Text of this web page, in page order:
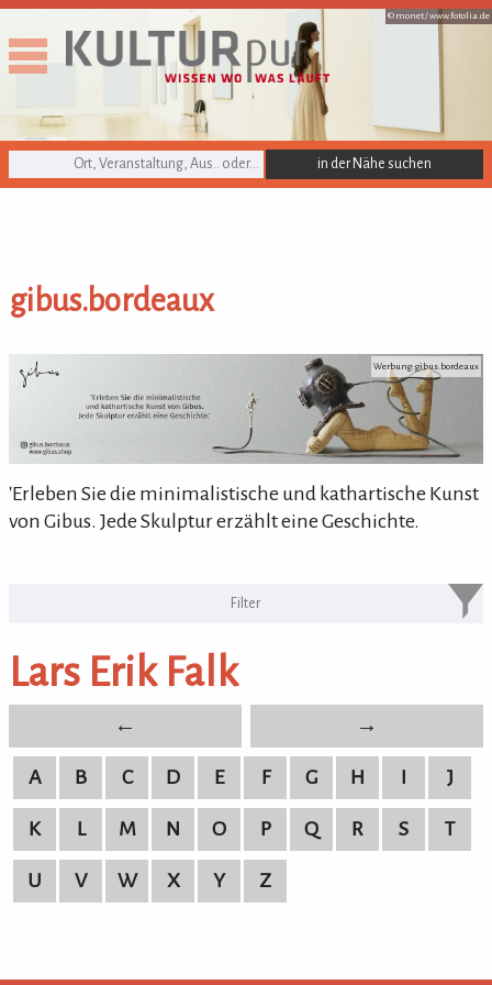
© monet /www.fotolia.de
KULTURpur Suche
gibus.bordeaux
gibus.bordeaux Werbung: gibus.bordeaux
'Erleben Sie die minimalistische und kathartische Kunst
von Gibus. Jede Skulptur erzählt eine Geschichte.
KULTURpur Bildende Künstler von
Lars Erik Falk
bildende Künstler von A-Z
← →
A B C D E F G H I J
K L M N O P Q R S T
U V W X Y Z